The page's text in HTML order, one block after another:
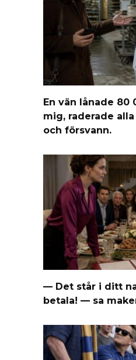
En vän lånade 80
mig, raderade
och försvann.
— Det står i ditt
betala! — sa